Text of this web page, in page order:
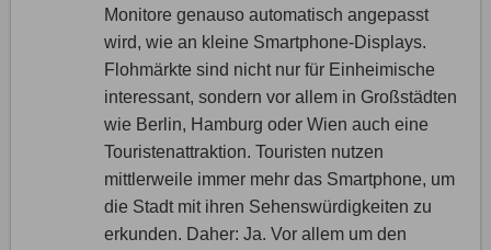
Monitore genauso automatisch angepasst
wird, wie an kleine Smartphone-Displays.
Flohmärkte sind nicht nur für Einheimische
interessant, sondern vor allem in Großstädten
wie Berlin, Hamburg oder Wien auch eine
Touristenattraktion. Touristen nutzen
mittlerweile immer mehr das Smartphone, um
die Stadt mit ihren Sehenswürdigkeiten zu
erkunden. Daher: Ja. Vor allem um den